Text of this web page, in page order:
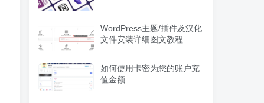
WordPress主题/插件及汉化
文件安装详细图文教程
如何使用卡密为您的账户充
值金额